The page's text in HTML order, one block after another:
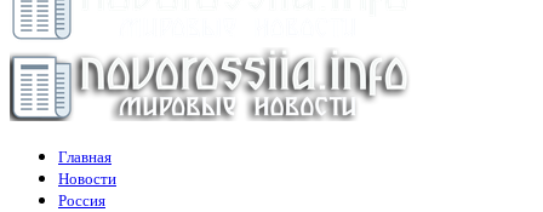
Главная
Новости
Россия